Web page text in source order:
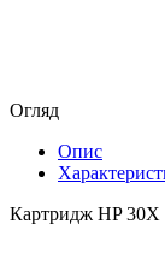
Огляд
Опис
Картридж HP 30X